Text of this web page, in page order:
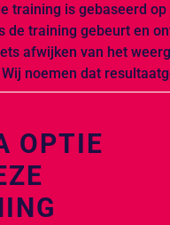
training is gebaseerd
de training gebeurt en
afwijken van het
noemen dat
OPTIE